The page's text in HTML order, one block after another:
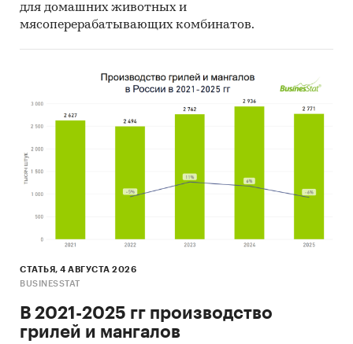
для домашних животных и
мясоперерабатывающих комбинатов.
СТАТЬЯ, 4 АВГУСТА 2026
BUSINESSTAT
В 2021-2025 гг производство
грилей и мангалов